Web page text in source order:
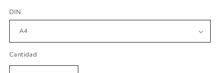
DIN
Cantidad